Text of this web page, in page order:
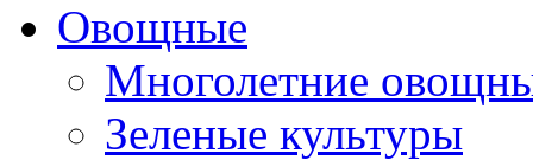
Овощные
Многолетние
Зеленые культуры